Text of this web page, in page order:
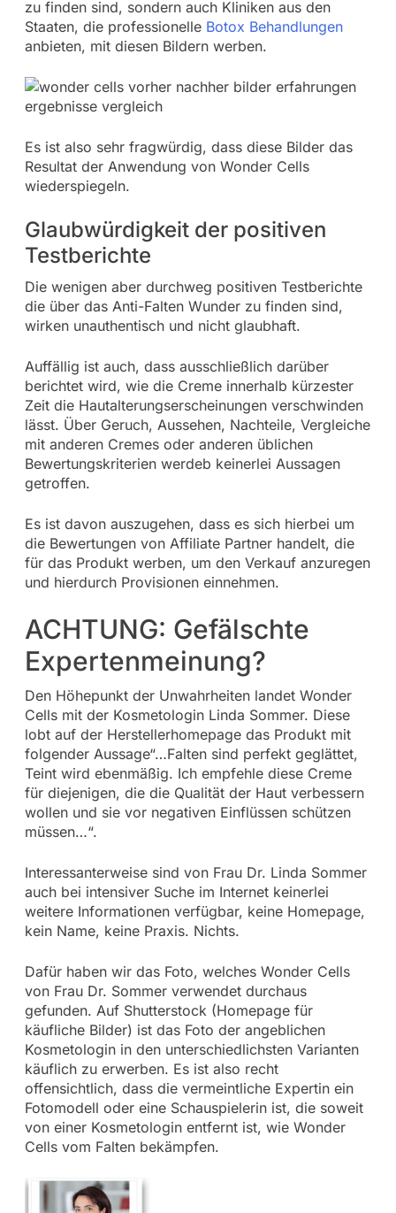
zu finden sind, sondern auch Kliniken aus den
Staaten, die professionelle Botox Behandlungen
anbieten, mit diesen Bildern werben.
Es ist also sehr fragwürdig, dass diese Bilder das
Resultat der Anwendung von Wonder Cells
wiederspiegeln.
Glaubwürdigkeit der positiven
Testberichte
Die wenigen aber durchweg positiven Testberichte
die über das Anti-Falten Wunder zu finden sind,
wirken unauthentisch und nicht glaubhaft.
Auffällig ist auch, dass ausschließlich darüber
berichtet wird, wie die Creme innerhalb kürzester
Zeit die Hautalterungserscheinungen verschwinden
lässt. Über Geruch, Aussehen, Nachteile, Vergleiche
mit anderen Cremes oder anderen üblichen
Bewertungskriterien werdeb keinerlei Aussagen
getroffen.
Es ist davon auszugehen, dass es sich hierbei um
die Bewertungen von Affiliate Partner handelt, die
für das Produkt werben, um den Verkauf anzuregen
und hierdurch Provisionen einnehmen.
ACHTUNG: Gefälschte
Expertenmeinung?
Den Höhepunkt der Unwahrheiten landet Wonder
Cells mit der Kosmetologin Linda Sommer. Diese
lobt auf der Herstellerhomepage das Produkt mit
folgender Aussage“…Falten sind perfekt geglättet,
Teint wird ebenmäßig. Ich empfehle diese Creme
für diejenigen, die die Qualität der Haut verbessern
wollen und sie vor negativen Einflüssen schützen
müssen…“.
Interessanterweise sind von Frau Dr. Linda Sommer
auch bei intensiver Suche im Internet keinerlei
weitere Informationen verfügbar, keine Homepage,
kein Name, keine Praxis. Nichts.
Dafür haben wir das Foto, welches Wonder Cells
von Frau Dr. Sommer verwendet durchaus
gefunden. Auf Shutterstock (Homepage für
käufliche Bilder) ist das Foto der angeblichen
Kosmetologin in den unterschiedlichsten Varianten
käuflich zu erwerben. Es ist also recht
offensichtlich, dass die vermeintliche Expertin ein
Fotomodell oder eine Schauspielerin ist, die soweit
von einer Kosmetologin entfernt ist, wie Wonder
Cells vom Falten bekämpfen.